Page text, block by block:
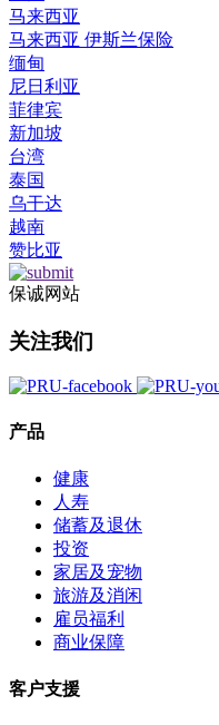
马来西亚
马来西亚 伊斯兰保险
缅甸
尼日利亚
菲律宾
新加坡
台湾
泰国
乌干达
越南
赞比亚
保诚网站
关注我们
产品
健康
人寿
储蓄及退休
投资
家居及宠物
旅游及消闲
雇员福利
商业保障
客户支援